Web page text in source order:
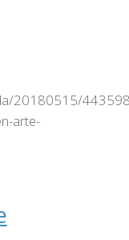
20180515/
arte-